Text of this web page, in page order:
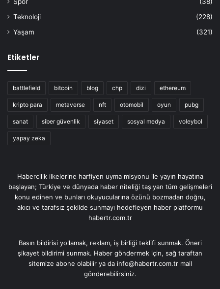
Teknoloji
(228)
Yaşam
(321)
Etiketler
battlefield bitcoin blog chp dizi ethereum
kripto para metaverse nft otomobil oyun pubg
sanat siber güvenlik siyaset sosyal medya voleybol
yapay zeka
Habercilik ilkelerine harfiyen uyma misyonu ile yayın hayatına
başlayan; Türkiye ve dünyada haber niteliği taşıyan tüm gelişmeleri
konu edinen ve bunları okuyucularına özünü bozmadan doğru,
akıcı ve tarafsız şekilde sunmayı hedefleyen haber platformu
habertr.com.tr
Basın bildirisi yollamak, reklam, iş birliği teklifi sunmak. Öneri
şikayet bildirimi sunmak. Haber göndermek için, sağ taraftan
sitemize abone olabilir ya da info@habertr.com.tr mail
gönderebilirsiniz.